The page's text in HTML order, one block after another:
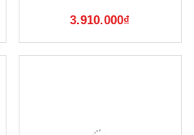
3.910.000₫